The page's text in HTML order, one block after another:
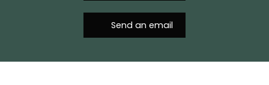
Send an email